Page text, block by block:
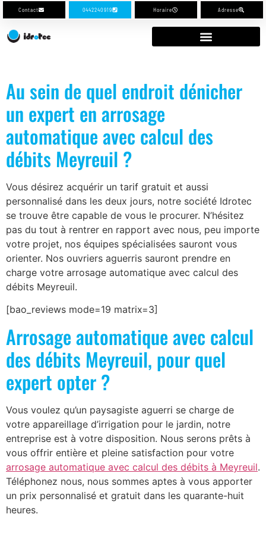
Contact 0442240919 Horaire Adresse
Au sein de quel endroit dénicher
un expert en arrosage
automatique avec calcul des
débits Meyreuil ?
Vous désirez acquérir un tarif gratuit et aussi
personnalisé dans les deux jours, notre société Idrotec
se trouve être capable de vous le procurer. N’hésitez
pas du tout à rentrer en rapport avec nous, peu importe
votre projet, nos équipes spécialisées sauront vous
orienter. Nos ouvriers aguerris sauront prendre en
charge votre arrosage automatique avec calcul des
débits Meyreuil.
[bao_reviews mode=19 matrix=3]
Arrosage automatique avec calcul
des débits Meyreuil, pour quel
expert opter ?
Vous voulez qu’un paysagiste aguerri se charge de
votre appareillage d’irrigation pour le jardin, notre
entreprise est à votre disposition. Nous serons prêts à
vous offrir entière et pleine satisfaction pour votre
arrosage automatique avec calcul des débits à Meyreuil.
Téléphonez nous, nous sommes aptes à vous apporter
un prix personnalisé et gratuit dans les quarante-huit
heures.